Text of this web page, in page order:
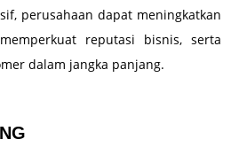
perusahaan dapat meningkatkan
reputasi bisnis, serta
dalam jangka panjang.